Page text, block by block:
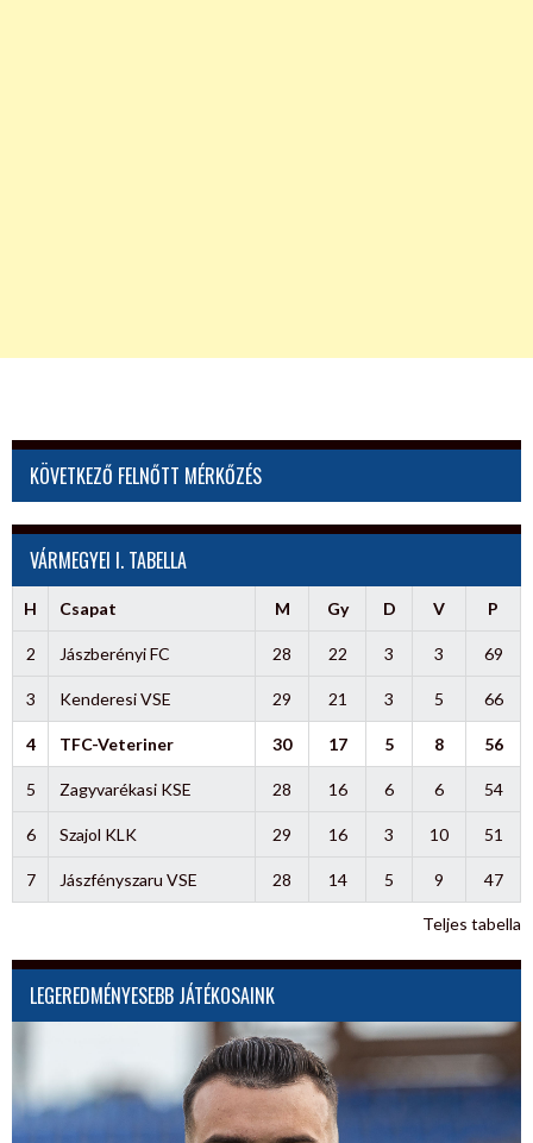
KÖVETKEZŐ FELNŐTT MÉRKŐZÉS
VÁRMEGYEI I. TABELLA
H Csapat M Gy D V P
2 Jászberényi FC 28 22 3 3 69
3 Kenderesi VSE 29 21 3 5 66
4 TFC-Veteriner 30 17 5 8 56
5 Zagyvarékasi KSE 28 16 6 6 54
6 Szajol KLK 29 16 3 10 51
7 Jászfényszaru VSE 28 14 5 9 47
Teljes tabella
LEGEREDMÉNYESEBB JÁTÉKOSAINK